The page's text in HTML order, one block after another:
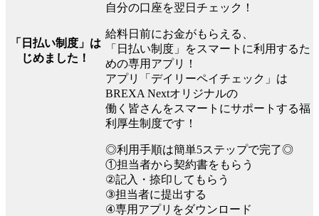
「日払い制度」は
じめました！
自分の口座を翌日チェック！
給料日前にお金がもらえる、
「日払い制度」をスマートに利用するた
めの専用アプリ！
アプリ「デイリーペイチェック」は
BREXA Nextオリジナルの
働く皆さんをスマートにサポートする福
利厚生制度です！
◎利用手順は簡単5ステップで完了◎
①担当者から契約書をもらう
②記入・捺印してもらう
③担当者に提出する
④専用アプリをダウンロード